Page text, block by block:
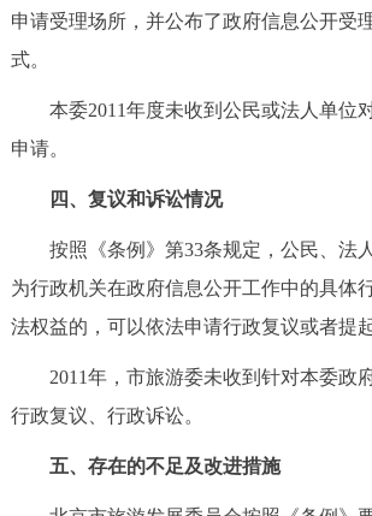
申请受理场所，并公布了政府信息公开受
式。
本委2011年度未收到公民或法人单位
申请。
四、复议和诉讼情况
按照《条例》第33条规定，公民、法
为行政机关在政府信息公开工作中的具体
法权益的，可以依法申请行政复议或者提
2011年，市旅游委未收到针对本委政
行政复议、行政诉讼。
五、存在的不足及改进措施